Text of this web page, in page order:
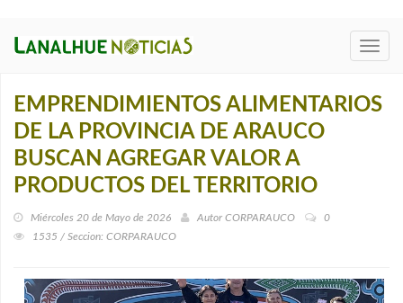
EMPRENDIMIENTOS ALIMENTARIOS
DE LA PROVINCIA DE ARAUCO
BUSCAN AGREGAR VALOR A
PRODUCTOS DEL TERRITORIO
Miércoles 20 de Mayo de 2026 Autor CORPARAUCO
0
1535 / Seccion: CORPARAUCO